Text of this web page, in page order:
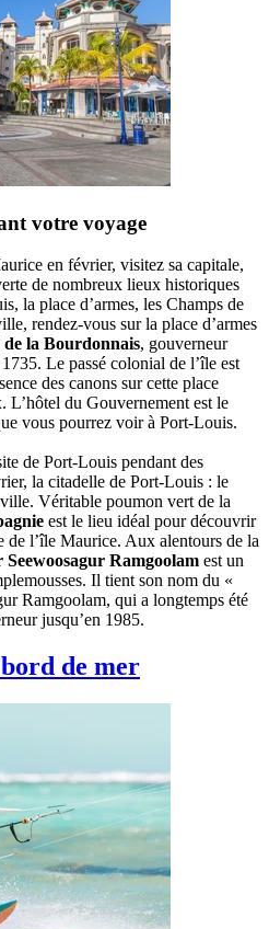
votre voyage
en février, visitez sa capitale,
de nombreux lieux historiques
la place d’armes, les Champs de
rendez-vous sur la place d’armes
de la Bourdonnais, gouverneur
Le passé colonial de l’île est
des canons sur cette place
L’hôtel du Gouvernement est le
vous pourrez voir à Port-Louis.
de Port-Louis pendant des
la citadelle de Port-Louis : le
Véritable poumon vert de la
est le lieu idéal pour découvrir
de l’île Maurice. Aux alentours de la
Seewoosagur Ramgoolam est un
Il tient son nom du «
Ramgoolam, qui a longtemps été
jusqu’en 1985.
de mer